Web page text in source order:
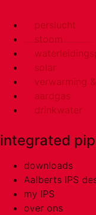
perslucht
stoom
solar
verwarming
aardgas
drinkwater
integrated
downloads
Aalberts IPS
my IPS
over ons